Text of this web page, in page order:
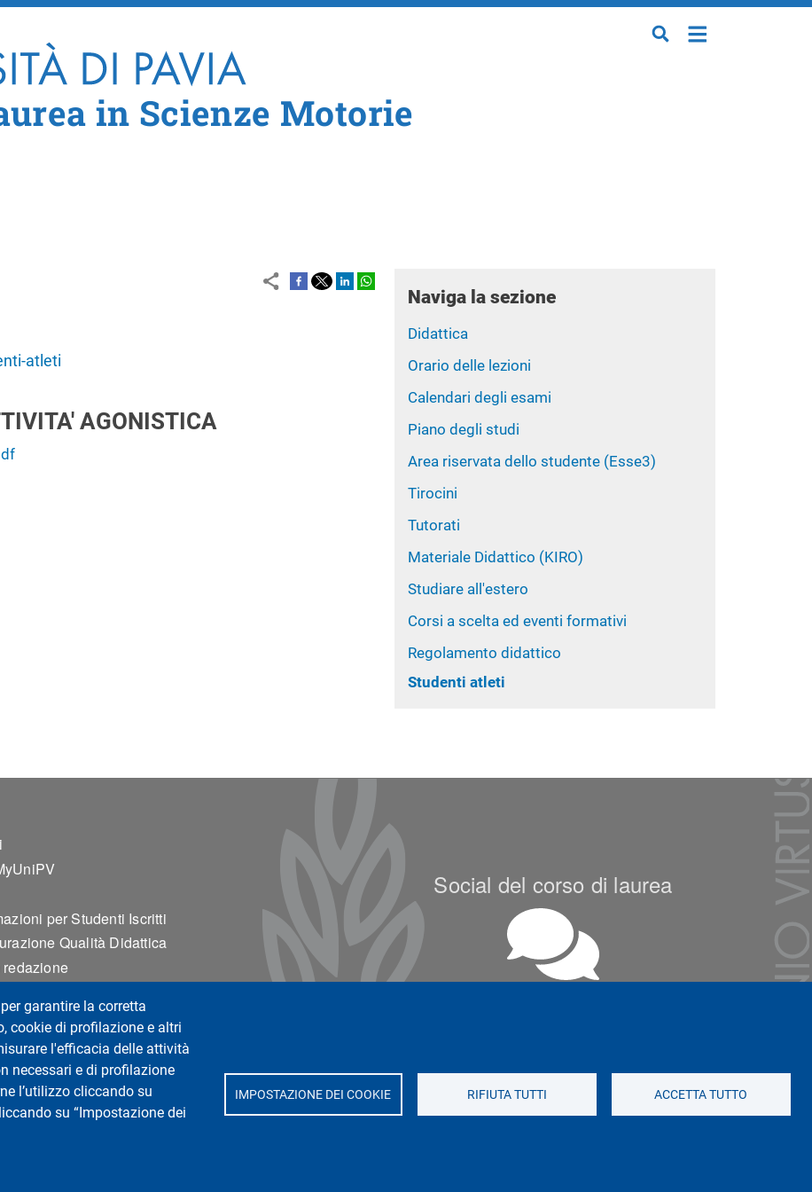
Salta al contenuto principale
garantire la corretta
cookie di profilazione e altri
l'efficacia delle attività
necessari e di profilazione
l’utilizzo cliccando su
su “Impostazione dei
IMPOSTAZIONE DEI COOKIE RIFIUTA TUTTI ACCETTA TUTTO
in Scienze Motorie
atleti
AGONISTICA
Naviga la sezione
Didattica
Orario delle lezioni
Calendari degli esami
Piano degli studi
Area riservata dello studente (Esse3)
Tirocini
Tutorati
Materiale Didattico (KIRO)
Studiare all'estero
Corsi a scelta ed eventi formativi
Regolamento didattico
Studenti atleti
2
per Studenti Iscritti
Qualità Didattica
redazione
Social del corso di laurea
Sperimentale e